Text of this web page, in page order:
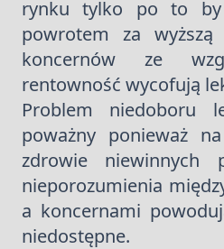
rynku tylko po to
powrotem za
koncernów ze
rentowność wycofują
Problem niedoboru
poważny ponieważ
zdrowie niewinnych
nieporozumienia
a koncernami
niedostępne.